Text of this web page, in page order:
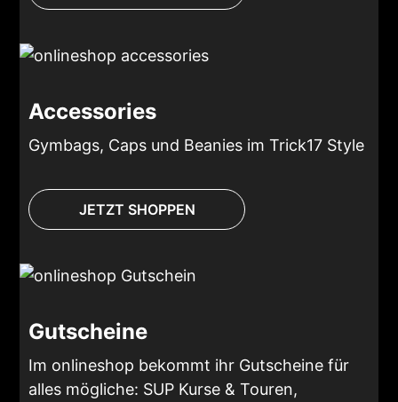
Accessories
Gymbags, Caps und Beanies im Trick17 Style
JETZT SHOPPEN
Gutscheine
Im onlineshop bekommt ihr Gutscheine für
alles mögliche: SUP Kurse & Touren,